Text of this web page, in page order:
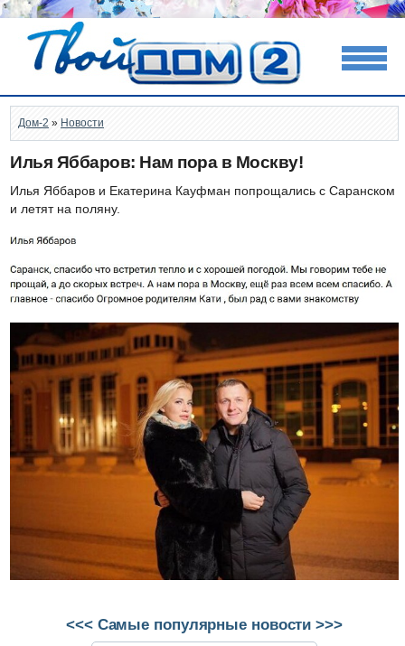
Дом-2 » Новости
Илья Яббаров: Нам пора в Москву!
Илья Яббаров и Екатерина Кауфман попрощались с Саранском
и летят на поляну.
<<< Самые популярные новости >>>